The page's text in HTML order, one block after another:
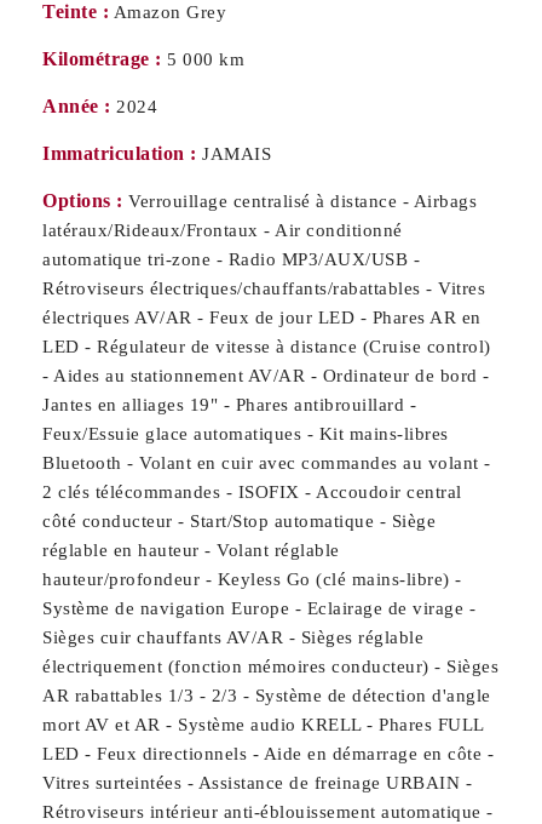
Teinte : Amazon Grey
Kilométrage : 5 000 km
Année : 2024
Immatriculation : JAMAIS
Options : Verrouillage centralisé à distance - Airbags
latéraux/Rideaux/Frontaux - Air conditionné
automatique tri-zone - Radio MP3/AUX/USB -
Rétroviseurs électriques/chauffants/rabattables - Vitres
électriques AV/AR - Feux de jour LED - Phares AR en
LED - Régulateur de vitesse à distance (Cruise control)
- Aides au stationnement AV/AR - Ordinateur de bord -
Jantes en alliages 19" - Phares antibrouillard -
Feux/Essuie glace automatiques - Kit mains-libres
Bluetooth - Volant en cuir avec commandes au volant -
2 clés télécommandes - ISOFIX - Accoudoir central
côté conducteur - Start/Stop automatique - Siège
réglable en hauteur - Volant réglable
hauteur/profondeur - Keyless Go (clé mains-libre) -
Système de navigation Europe - Eclairage de virage -
Sièges cuir chauffants AV/AR - Sièges réglable
électriquement (fonction mémoires conducteur) - Sièges
AR rabattables 1/3 - 2/3 - Système de détection d'angle
mort AV et AR - Système audio KRELL - Phares FULL
LED - Feux directionnels - Aide en démarrage en côte -
Vitres surteintées - Assistance de freinage URBAIN -
Rétroviseurs intérieur anti-éblouissement automatique -